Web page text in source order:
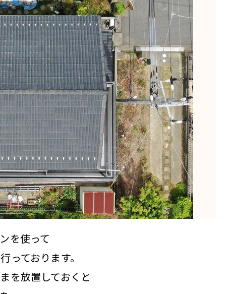
を使って
っております。
を放置しておくと